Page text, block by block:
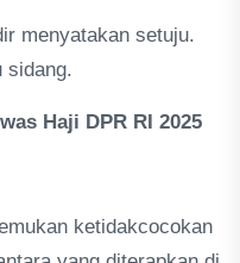
menyatakan setuju.
sidang.
Haji DPR RI 2025
ketidakcocokan